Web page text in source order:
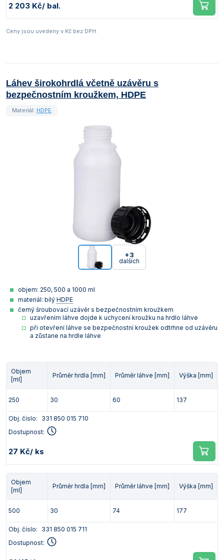
2 203 Kč/ bal.
Ceny jsou uvedeny v Kč bez DPH.
Láhev širokohrdlá včetně uzávěru s
bezpečnostním kroužkem, HDPE
+3
dalších
Materiál: HDPE
objem: 250, 500 a 1000 ml
materiál: bílý HDPE
černý šroubovací uzávěr s bezpečnostním kroužkem
uzavřením láhve dojde k uchycení kroužku na hrdlo láhve
při otevření láhve se bezpečnostní kroužek odtrhne od uzávěru
a zůstane na hrdle láhve
Objem
[ml]
Průměr hrdla [mm] Průměr láhve [mm] Výška [mm]
250 30 60 137
Obj. číslo:
331 850 015 710
Dostupnost:
27 Kč/ ks
Objem
[ml]
Průměr hrdla [mm] Průměr láhve [mm] Výška [mm]
500 30 74 177
Obj. číslo:
331 850 015 711
Dostupnost: